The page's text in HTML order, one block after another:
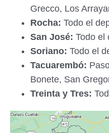
Grecco, Los
Rocha: Todo el
San José: Todo el
Soriano: Todo el
Tacuarembó:
Bonete, San
Treinta y Tres: